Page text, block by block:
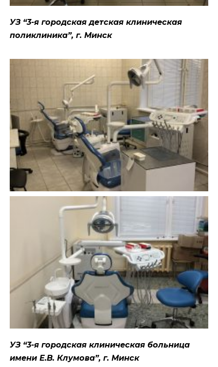
УЗ “3-я городская детская клиническая
поликлиника”, г. Минск
УЗ “3-я городская клиническая больница
имени Е.В. Клумова”, г. Минск